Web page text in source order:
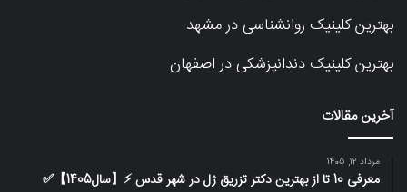
بهترین کلینیک روانشناسی در مشهد
بهترین کلینیک دندانپزشکی در اصفهان
آخرین مقالات
مرداد 12, 1405
معرفی 10 تا از بهترین دکتر تزریق ژل در شهر قدس ⚡️【سال1405】✅